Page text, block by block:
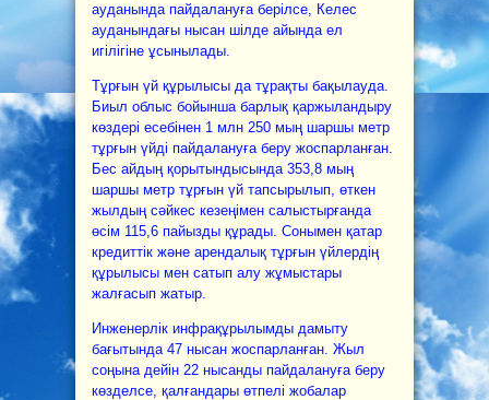
ауданында пайдалануға берілсе, Келес
ауданындағы нысан шілде айында ел
игілігіне ұсынылады.
Тұрғын үй құрылысы да тұрақты бақылауда.
Биыл облыс бойынша барлық қаржыландыру
көздері есебінен 1 млн 250 мың шаршы метр
тұрғын үйді пайдалануға беру жоспарланған.
Бес айдың қорытындысында 353,8 мың
шаршы метр тұрғын үй тапсырылып, өткен
жылдың сәйкес кезеңімен салыстырғанда
өсім 115,6 пайызды құрады. Сонымен қатар
кредиттік және арендалық тұрғын үйлердің
құрылысы мен сатып алу жұмыстары
жалғасып жатыр.
Инженерлік инфрақұрылымды дамыту
бағытында 47 нысан жоспарланған. Жыл
соңына дейін 22 нысанды пайдалануға беру
көзделсе, қалғандары өтпелі жобалар